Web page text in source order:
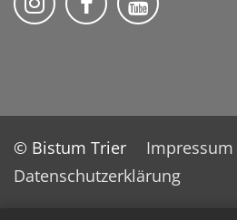
© Bistum Trier
Impressum
Datenschutzerklärung